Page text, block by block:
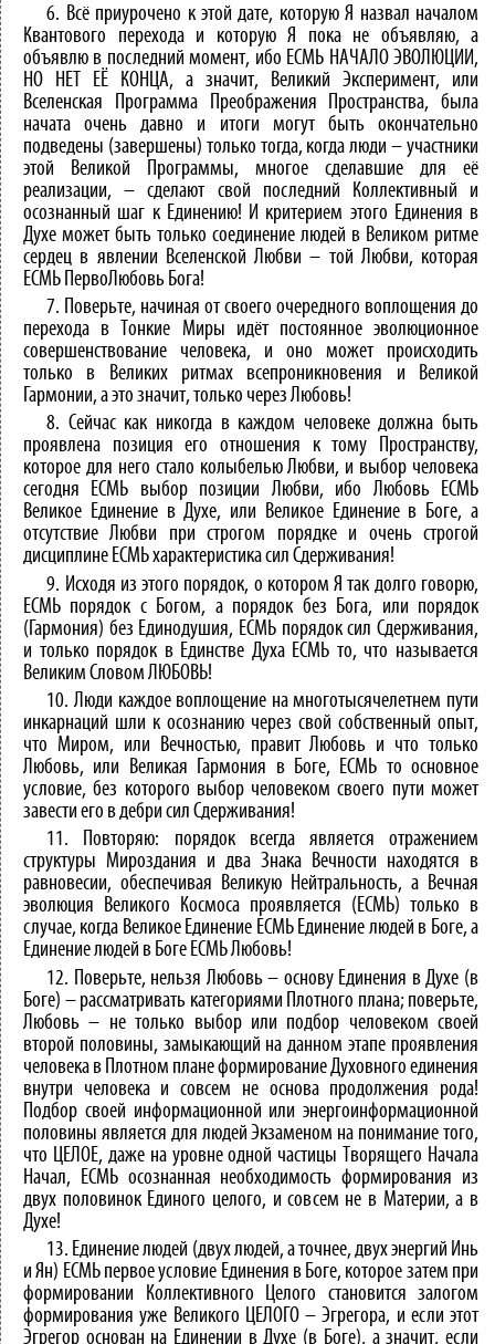
6. Всё приурочено к этой дате, которую Я назвал началом
Квантового перехода и которую Я пока не объявляю, а
объявлю в последний момент, ибо ЕСМЬ НАЧАЛО ЭВОЛЮЦИИ,
НО НЕТ ЕЁ КОНЦА, а значит, Великий Эксперимент, или
Вселенская Программа Преображения Пространства, была
начата очень давно и итоги могут быть окончательно
подведены (завершены) только тогда, когда люди – участники
этой Великой Программы, многое сделавшие для её
реализации, – сделают свой последний Коллективный и
осознанный шаг к Единению! И критерием этого Единения в
Духе может быть только соединение людей в Великом ритме
сердец в явлении Вселенской Любви – той Любви, которая
ЕСМЬ ПервоЛюбовь Бога!
7. Поверьте, начиная от своего очередного воплощения до
перехода в Тонкие Миры идёт постоянное эволюционное
совершенствование человека, и оно может происходить
только в Великих ритмах всепроникновения и Великой
Гармонии, а это значит, только через Любовь!
8. Сейчас как никогда в каждом человеке должна быть
проявлена позиция его отношения к тому Пространству,
которое для него стало колыбелью Любви, и выбор человека
сегодня ЕСМЬ выбор позиции Любви, ибо Любовь ЕСМЬ
Великое Единение в Духе, или Великое Единение в Боге, а
отсутствие Любви при строгом порядке и очень строгой
дисциплине ЕСМЬ характеристика сил Сдерживания!
9. Исходя из этого порядок, о котором Я так долго говорю,
ЕСМЬ порядок с Богом, а порядок без Бога, или порядок
(Гармония) без Единодушия, ЕСМЬ порядок сил Сдерживания,
и только порядок в Единстве Духа ЕСМЬ то, что называется
Великим Словом ЛЮБОВЬ!
10. Люди каждое воплощение на многотысячелетнем пути
инкарнаций шли к осознанию через свой собственный опыт,
что Миром, или Вечностью, правит Любовь и что только
Любовь, или Великая Гармония в Боге, ЕСМЬ то основное
условие, без которого выбор человеком своего пути может
завести его в дебри сил Сдерживания!
11. Повторяю: порядок всегда является отражением
структуры Мироздания и два Знака Вечности находятся в
равновесии, обеспечивая Великую Нейтральность, а Вечная
эволюция Великого Космоса проявляется (ЕСМЬ) только в
случае, когда Великое Единение ЕСМЬ Единение людей в Боге, а
Единение людей в Боге ЕСМЬ Любовь!
12. Поверьте, нельзя Любовь – основу Единения в Духе (в
Боге) – рассматривать категориями Плотного плана; поверьте,
Любовь – не только выбор или подбор человеком своей
второй половины, замыкающий на данном этапе проявления
человека в Плотном плане формирование Духовного единения
внутри человека и совсем не основа продолжения рода!
Подбор своей информационной или энергоинформационной
половины является для людей Экзаменом на понимание того,
что ЦЕЛОЕ, даже на уровне одной частицы Творящего Начала
Начал, ЕСМЬ осознанная необходимость формирования из
двух половинок Единого целого, и совсем не в Материи, а в
Духе!
13. Единение людей (двух людей, а точнее, двух энергий Инь
и Ян) ЕСМЬ первое условие Единения в Боге, которое затем при
формировании Коллективного Целого становится залогом
формирования уже Великого ЦЕЛОГО – Эгрегора, и если этот
Эгрегор основан на Единении в Духе (в Боге), а значит, если